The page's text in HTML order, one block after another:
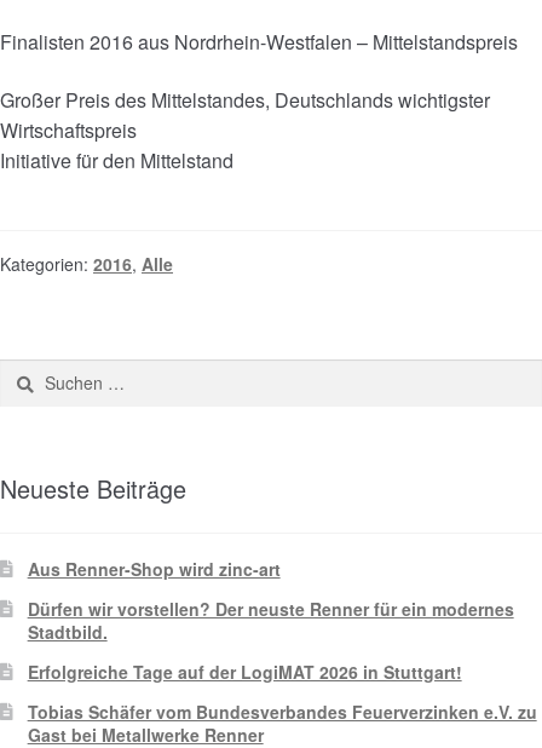
Finalisten 2016 aus Nordrhein-Westfalen – Mittelstandspreis
Großer Preis des Mittelstandes, Deutschlands wichtigster
Wirtschaftspreis
Initiative für den Mittelstand
Kategorien: 2016, Alle
Neueste Beiträge
Aus Renner-Shop wird zinc-art
Dürfen wir vorstellen? Der neuste Renner für ein modernes
Stadtbild.
Erfolgreiche Tage auf der LogiMAT 2026 in Stuttgart!
Tobias Schäfer vom Bundesverbandes Feuerverzinken e.V. zu
Gast bei Metallwerke Renner